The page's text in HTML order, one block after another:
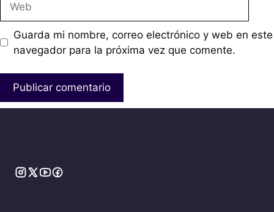
Guarda mi nombre, correo electrónico y web en este
navegador para la próxima vez que comente.